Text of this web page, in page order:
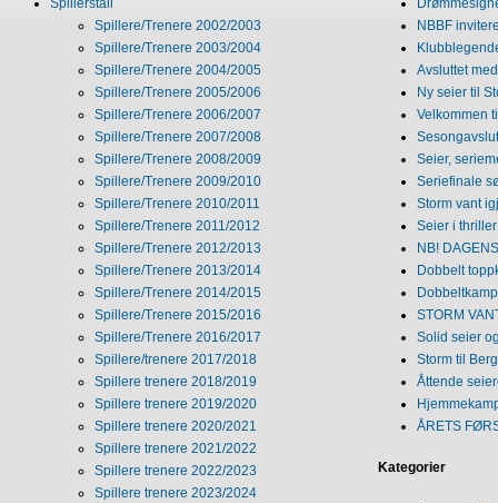
Spillerstall
Spillere/Trenere 2002/2003
Spillere/Trenere 2003/2004
Spillere/Trenere 2004/2005
Spillere/Trenere 2005/2006
Spillere/Trenere 2006/2007
Spillere/Trenere 2007/2008
Spillere/Trenere 2008/2009
Spillere/Trenere 2009/2010
Spillere/Trenere 2010/2011
Spillere/Trenere 2011/2012
Spillere/Trenere 2012/2013
Spillere/Trenere 2013/2014
Spillere/Trenere 2014/2015
Spillere/Trenere 2015/2016
Spillere/Trenere 2016/2017
Spillere/trenere 2017/2018
Spillere trenere 2018/2019
Spillere trenere 2019/2020
Spillere trenere 2020/2021
Spillere trenere 2021/2022
Spillere trenere 2022/2023
Spillere trenere 2023/2024
NBBF
Avsluttet
Ny seier til
Velkommen
Seier,
Seriefinale
Storm vant
Seier i
NB!
Dobbelt
STORM
Solid seier
Storm til
Åttende
ÅRETS
Kategorier